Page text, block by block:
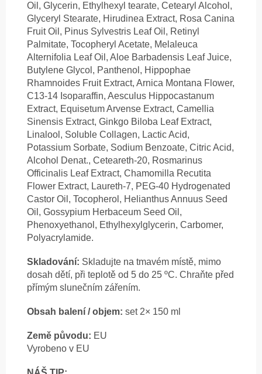
Oil, Glycerin, Ethylhexyl tearate, Cetearyl Alcohol,
Glyceryl Stearate, Hirudinea Extract, Rosa Canina
Fruit Oil, Pinus Sylvestris Leaf Oil, Retinyl
Palmitate, Tocopheryl Acetate, Melaleuca
Alternifolia Leaf Oil, Aloe Barbadensis Leaf Juice,
Butylene Glycol, Panthenol, Hippophae
Rhamnoides Fruit Extract, Arnica Montana Flower,
C13-14 Isoparaffin, Aesculus Hippocastanum
Extract, Equisetum Arvense Extract, Camellia
Sinensis Extract, Ginkgo Biloba Leaf Extract,
Linalool, Soluble Collagen, Lactic Acid,
Potassium Sorbate, Sodium Benzoate, Citric Acid,
Alcohol Denat., Ceteareth-20, Rosmarinus
Officinalis Leaf Extract, Chamomilla Recutita
Flower Extract, Laureth-7, PEG-40 Hydrogenated
Castor Oil, Tocopherol, Helianthus Annuus Seed
Oil, Gossypium Herbaceum Seed Oil,
Phenoxyethanol, Ethylhexylglycerin, Carbomer,
Polyacrylamide.
Skladování: Skladujte na tmavém místě, mimo
dosah dětí, při teplotě od 5 do 25 ºC. Chraňte před
přímým slunečním zářením.
Obsah balení / objem: set 2× 150 ml
Země původu: EU
Vyrobeno v EU